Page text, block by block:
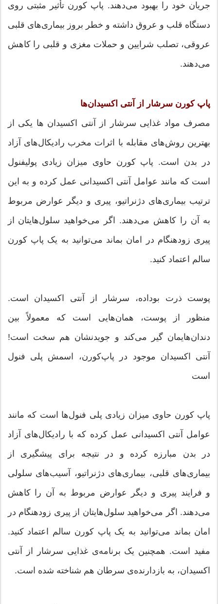
جریان خود را بهبود می‌دهند. پاپ کورن تأثیر مثبتی روی
دستگاه قلب و عروق داشته و خطر بروز بیماری‌های قلبی
عروقی، تصلب شرایین و حملات مغزی و قلبی را کاهش
می‌دهند.
پاپ کورن سرشار از آنتی اکسیدان‌ها
مصرف مواد غذایی سرشار از آنتی اکسیدان ها یکی از
بهترین روش‌های مقابله با اثرات مخرب رادیکال‌های آزاد
در بدن است. پاپ کورن حاوی میزان زیادی پولیفنول
است که مانند عوامل آنتی اکسیدانی عمل کرده و به این
ترتیب بیماری‌های دژنراتیو، پیری و دیگر عوارض مربوط
به آن را کاهش می‌دهند. اگر می‌خواهید سلول‌هایتان از
پیری زودهنگام در امان بماند می‌توانید به یک پاپ کورن
سالم اعتماد کنید.
پوست ذرت بوداده، سرشار از آنتی اکسیدان است.
منظور از پوست، همان‌هایی است که معمولاً بین
دندان‌هایمان گیر می‌کند و جویدنشان هم سخت است!
آنتی اکسیدان موجود در پاپ‌کورن، اسمش پلی فنول
است
پاپ کورن حاوی میزان زیادی پلی فنول‌ها است که مانند
عوامل آنتی اکسیدانی عمل کرده که با رادیکال‌های آزاد
در بدن مبارزه کرده و در نتیجه برای پیشگیری از
بیماری‌های قلبی، بیماری‌های دژنراتیو، آسیب‌های سلولی
و فرایند پیری و دیگر عوارض مربوط به آن را کاهش
می‌دهند. اگر می‌خواهید سلول‌هایتان از پیری زودهنگام در
امان بماند می‌توانید به یک پاپ کورن سالم اعتماد کنید.
مفید است. همچنین یک برنامه‌ی غذایی سرشار از آنتی
اکسیدان، به بازدارنده‌ی سرطان هم شناخته شده است.